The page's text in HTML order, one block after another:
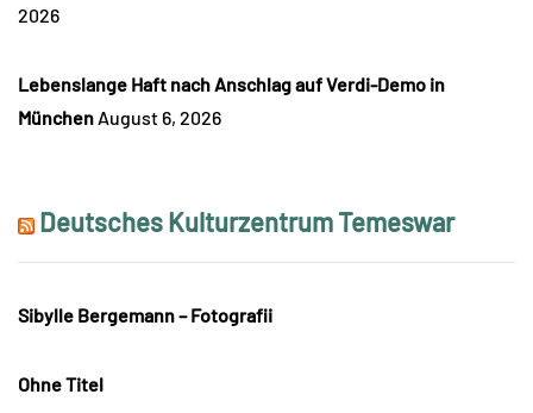
2026
Lebenslange Haft nach Anschlag auf Verdi-Demo in
München August 6, 2026
Deutsches Kulturzentrum Temeswar
Sibylle Bergemann – Fotografii
Ohne Titel